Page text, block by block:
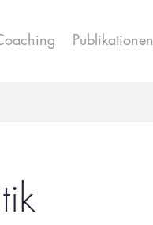
Publikationen